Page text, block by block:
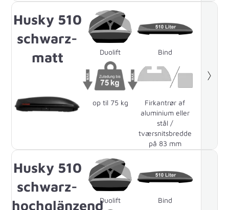
Husky 510
schwarz-
matt
Duolift Bind
op til 75 kg
Firkantrør af
aluminium eller
stål /
tværsnitsbredde
på 83 mm
Husky 510
schwarz-
hochglänzendDuolift Bind